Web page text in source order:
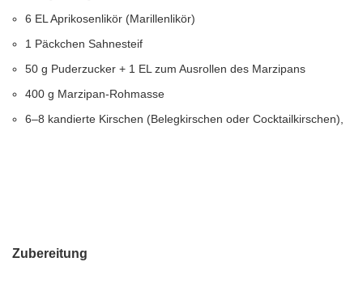
6 EL Aprikosenlikör (Marillenlikör)
1 Päckchen Sahnesteif
50 g Puderzucker + 1 EL zum Ausrollen des Marzipans
400 g Marzipan-Rohmasse
6–8 kandierte Kirschen (Belegkirschen oder Cocktailkirschen),
Zubereitung